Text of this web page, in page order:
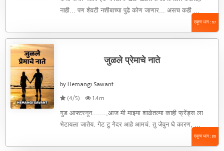
नाही... पण शेवटी नशीबाच्या पुढे कोण जाणार... असच कही ...
एकूण भाग : 67
जुळले प्रेमाचे नाते
by Hemangi Sawant
(4/5)
1.4m
गुड आफ्टरनून.......,आज मी माझ्या शाळेतल्या काही फ्रेंड्स ला
भेटायला जातेय. गेट टु गेदर आहे आमचं. तु जेवुन घे कारण, ...
एकूण भाग : 86